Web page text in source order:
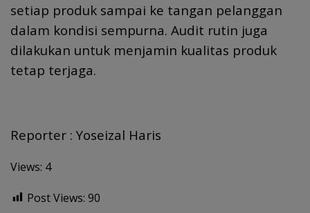
setiap produk sampai ke tangan pelanggan
dalam kondisi sempurna. Audit rutin juga
dilakukan untuk menjamin kualitas produk
tetap terjaga.
Reporter : Yoseizal Haris
Views: 4
Post Views: 90